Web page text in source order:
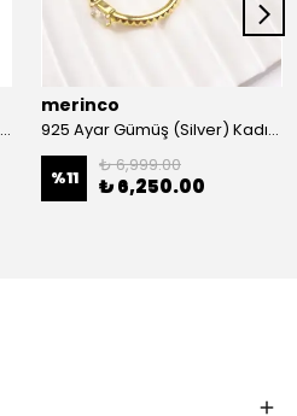
925 Ayar Gümüş Püsküllü Kapsül Kesim Gümüş İşlemeli Erzurum Oltu Tesbih
merinco
925 Ayar Gümüş (Silver) Kadın Küpe
%11
₺ 6,999.00
₺ 6,250.00